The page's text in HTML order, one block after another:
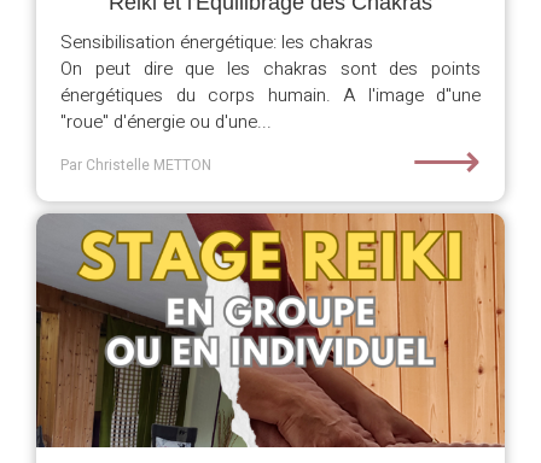
Sensibilisation énergétique: les chakras
On peut dire que les chakras sont des points
énergétiques du corps humain. A l'image d"une
"roue" d'énergie ou d'une...
Par Christelle METTON ⟶